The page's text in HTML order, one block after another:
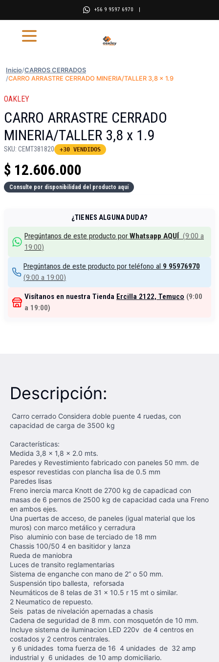
+56 9 9597 6970 |
Inicio/CARROS CERRADOS
/CARRO ARRASTRE CERRADO MINERIA/TALLER 3,8 x 1.9
OAKLEY
CARRO ARRASTRE CERRADO
MINERIA/TALLER 3,8 x 1.9
SKU: CEMT381820 +30 VENDIDOS
$ 12.606.000
Consulte por disponibilidad del producto aquí
¿TIENES ALGUNA DUDA?
Pregúntanos de este producto porWhatsapp AQUÍ (9:00 a
19:00)
Pregúntanos de este producto por teléfono al 9 95976970
(9:00 a 19:00)
Visítanos en nuestra Tienda Ercilla 2122, Temuco (9:00
a 19:00)
Descripción:
Carro cerrado Considera doble puente 4 ruedas, con
capacidad de carga de 3500 kg
Características:
Medida 3,8 x 1,8 x 2.0 mts.
Paredes y Revestimiento fabricado con paneles 50 mm. de
espesor revestidas con plancha lisa de 0.5 mm
Paredes lisas
Freno inercia marca Knott de 2700 kg de capadicad con
masas de 6 pernos de 2500 kg de capacidad cada una Freno
en ambos ejes.
Una puertas de acceso, de paneles (igual material que los
muros) con marco metálico y cerradura
Piso aluminio con base de terciado de 18 mm
Chassis 100/50 4 en basitidor y lanza
Rueda de maniobra
Luces de transito reglamentarias
Sistema de enganche con mano de 2” o 50 mm.
Suspensión tipo ballesta, reforsada
Neumáticos de 8 telas de 31 x 10.5 r 15 mt o similar.
2 Neumatico de repuesto.
Seis patas de nivelación apernadas a chasis
Cadena de seguridad de 8 mm. con mosquetón de 10 mm.
Incluye sistema de iluminacion LED 220v de 4 centros en
costados y 2 centros centrales.
y 6 unidades toma fuerza de 16 4 unidades de 32 amp
industrial y 6 unidades de 10 amp domiciliario.